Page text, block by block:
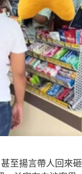
至揚言帶人回來砸